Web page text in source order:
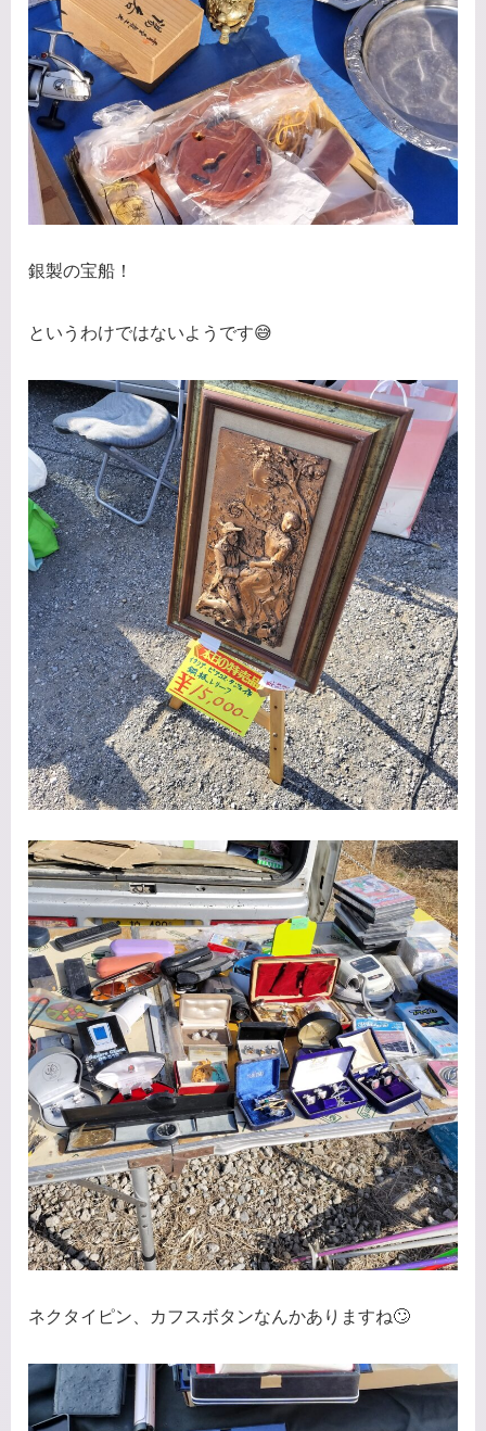
銀製の宝船！
というわけではないようです😅
ネクタイピン、カフスボタンなんかありますね🙄